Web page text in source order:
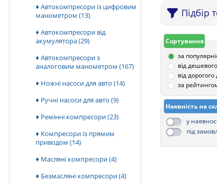
♦ Автокомпресори із цифровим
манометром (13)
♦ Автокомпресори від
акумулятора(29)
♦ Автокомпресори з
аналоговим манометром (167)
♦ Ножні насоси для авто (14)
♦ Ручні насоси для авто (9)
♦ Ремінні компресори(23)
♦ Компресори із прямим
приводом (14)
♦ Масляні компресори(4)
♦ Безмасляні компресори(4)
Підбір
Сортування
за
від
від
за
Наявність на
у
під